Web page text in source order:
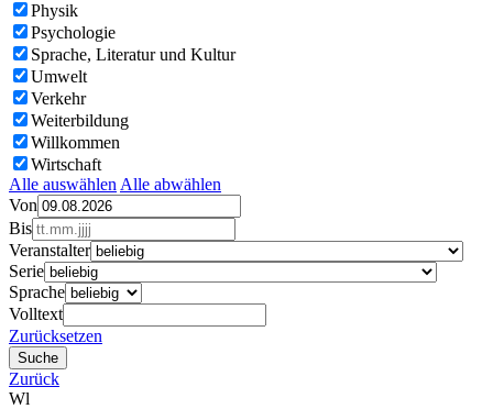
Physik
Psychologie
Sprache, Literatur und Kultur
Umwelt
Verkehr
Weiterbildung
Willkommen
Wirtschaft
Alle auswählen Alle abwählen
Von
Bis
Veranstalter
Serie
Sprache
Volltext
Zurücksetzen
Zurück
Wl